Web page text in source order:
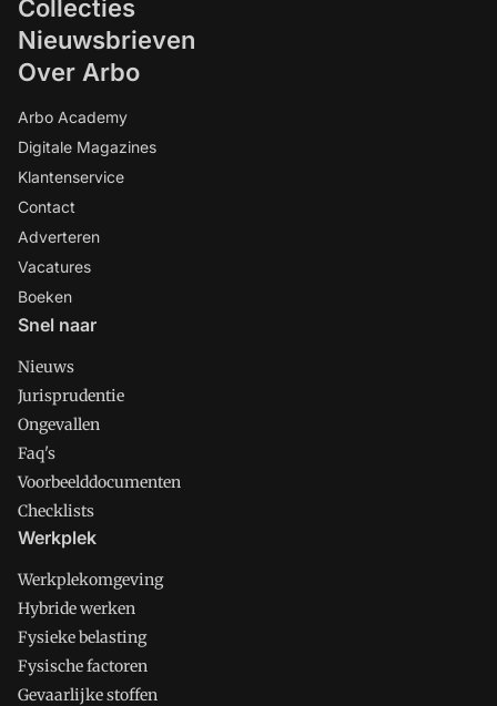
Collecties
Nieuwsbrieven
Over Arbo
Arbo Academy
Digitale Magazines
Klantenservice
Contact
Adverteren
Vacatures
Boeken
Snel naar
Nieuws
Jurisprudentie
Ongevallen
Faq's
Voorbeelddocumenten
Checklists
Werkplek
Werkplekomgeving
Hybride werken
Fysieke belasting
Fysische factoren
Gevaarlijke stoffen